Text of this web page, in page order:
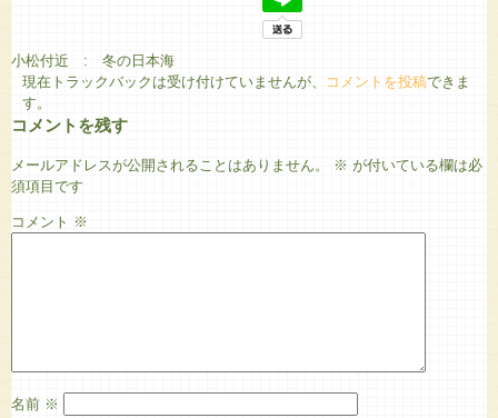
小松付近 : 冬の日本海
現在トラックバックは受け付けていませんが、
コメントを投稿できま
す。
コメントを残す
メールアドレスが公開されることはありません。 ※ が付いている欄は必
須項目です
コメント ※
名前 ※